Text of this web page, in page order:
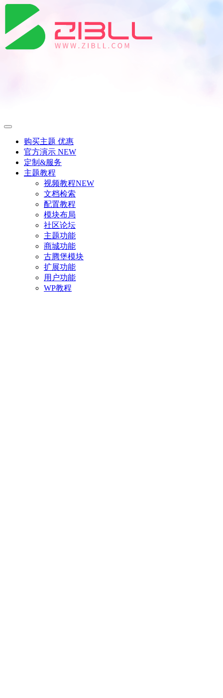
购买主题 优惠
官方演示 NEW
定制&服务
主题教程
视频教程NEW
文档检索
配置教程
模块布局
社区论坛
主题功能
商城功能
古腾堡模块
扩展功能
用户功能
WP教程